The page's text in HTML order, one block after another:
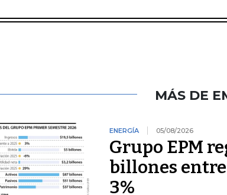
MÁS DE
ENERGÍA 05/08/2026
Grupo EPM
billones
3%